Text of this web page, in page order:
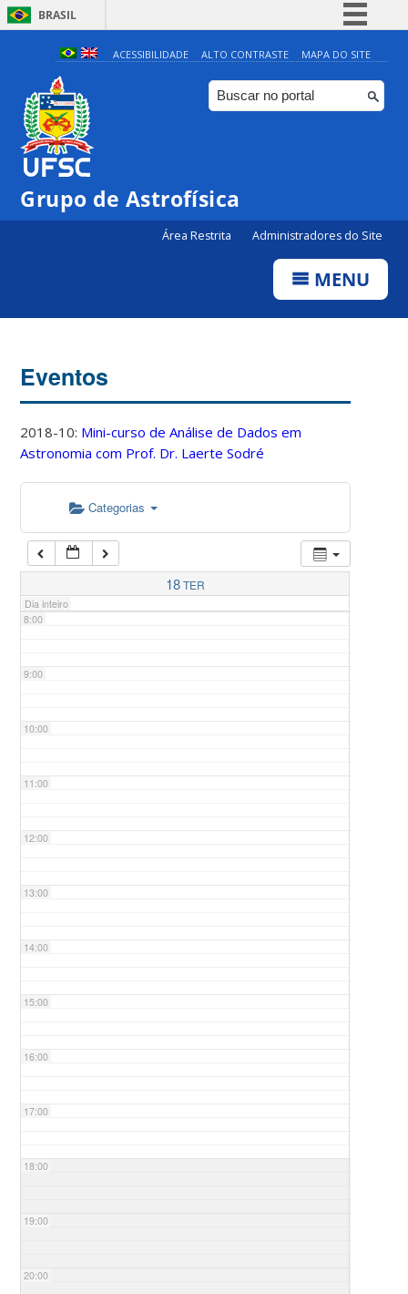
BRASIL
Simplifique!
Comunica BR
Participe
ACESSIBILIDADE ALTO CONTRASTE MAPA DO SITE
Grupo de Astrofísica
Área Restrita Administradores do Site
MENU
Eventos
2018-10: Mini-curso de Análise de Dados em
Astronomia com Prof. Dr. Laerte Sodré
Categorias
18TER
Dia inteiro
4:00
5:00
7:00
8:00
9:00
10:00
11:00
12:00
13:00
14:00
15:00
16:00
17:00
18:00
19:00
20:00